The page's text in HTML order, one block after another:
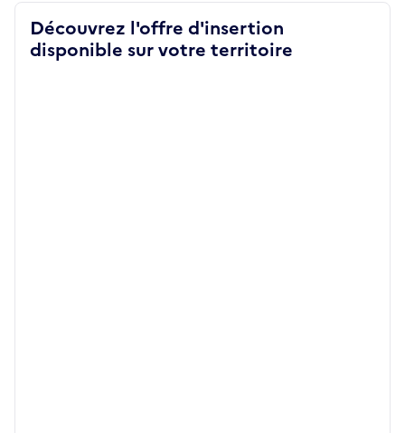
Découvrez l'offre d'insertion
disponible sur votre territoire